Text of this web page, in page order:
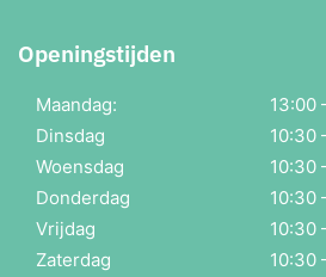
Openingstijden
Maandag:
13:00
Dinsdag
10:30
Woensdag
10:30
Donderdag
10:30
Vrijdag
10:30
Zaterdag
10:30